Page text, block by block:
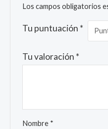
Los campos obligatorios
Tu puntuación *
Tu valoración *
Nombre *